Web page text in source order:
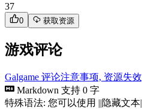
37
0 获取资源
游戏评论
Galgame 评论注意事项, 资源失
Markdown 支持 0 字
特殊语法: 您可以使用 ||隐藏文